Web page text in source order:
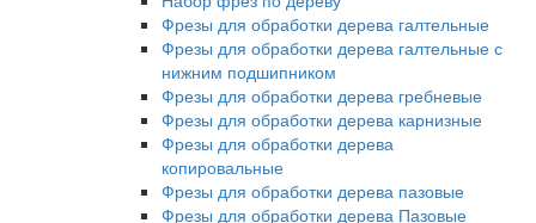
Фрезы для обработки дерева галтельные
Фрезы для обработки дерева галтельные с
нижним подшипником
Фрезы для обработки дерева гребневые
Фрезы для обработки дерева карнизные
Фрезы для обработки дерева
копировальные
Фрезы для обработки дерева пазовые
Фрезы для обработки дерева Пазовые